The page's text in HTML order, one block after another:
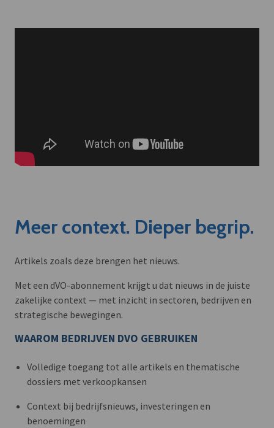
Meer context. Dieper begrip.
Artikels zoals deze brengen het nieuws.
Met een dVO-abonnement krijgt u dat nieuws in de juiste
zakelijke context — met inzicht in sectoren, bedrijven en
strategische bewegingen.
WAAROM BEDRIJVEN DVO GEBRUIKEN
Volledige toegang tot alle artikels en thematische
dossiers met verkoopkansen
Context bij bedrijfsnieuws, investeringen en
benoemingen